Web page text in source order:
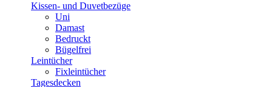
Kissen- und Duvetbezüge
Uni
Damast
Bedruckt
Bügelfrei
Leintücher
Fixleintücher
Tagesdecken